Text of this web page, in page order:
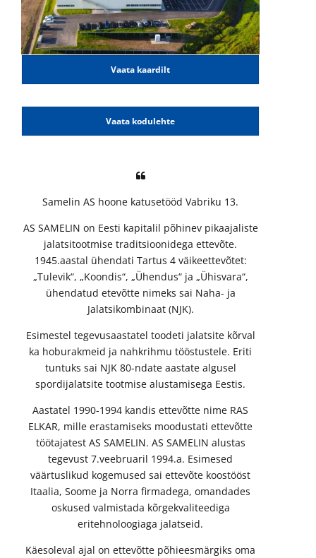
Vaata kaardilt
Vaata kodulehte
Samelin AS hoone katusetööd Vabriku 13.
AS SAMELIN on Eesti kapitalil põhinev pikaajaliste
jalatsitootmise traditsioonidega ettevõte.
1945.aastal ühendati Tartus 4 väikeettevõtet:
„Tulevik“, „Koondis“, „Ühendus“ ja „Ühisvara“,
ühendatud etevõtte nimeks sai Naha- ja
Jalatsikombinaat (NJK).
Esimestel tegevusaastatel toodeti jalatsite kõrval
ka hoburakmeid ja nahkrihmu tööstustele. Eriti
tuntuks sai NJK 80-ndate aastate algusel
spordijalatsite tootmise alustamisega Eestis.
Aastatel 1990-1994 kandis ettevõtte nime RAS
ELKAR, mille erastamiseks moodustati ettevõtte
töötajatest AS SAMELIN. AS SAMELIN alustas
tegevust 7.veebruaril 1994.a. Esimesed
väärtuslikud kogemused sai ettevõte koostööst
Itaalia, Soome ja Norra firmadega, omandades
oskused valmistada kõrgekvaliteediga
eritehnoloogiaga jalatseid.
Käesoleval ajal on ettevõtte põhieesmärgiks oma